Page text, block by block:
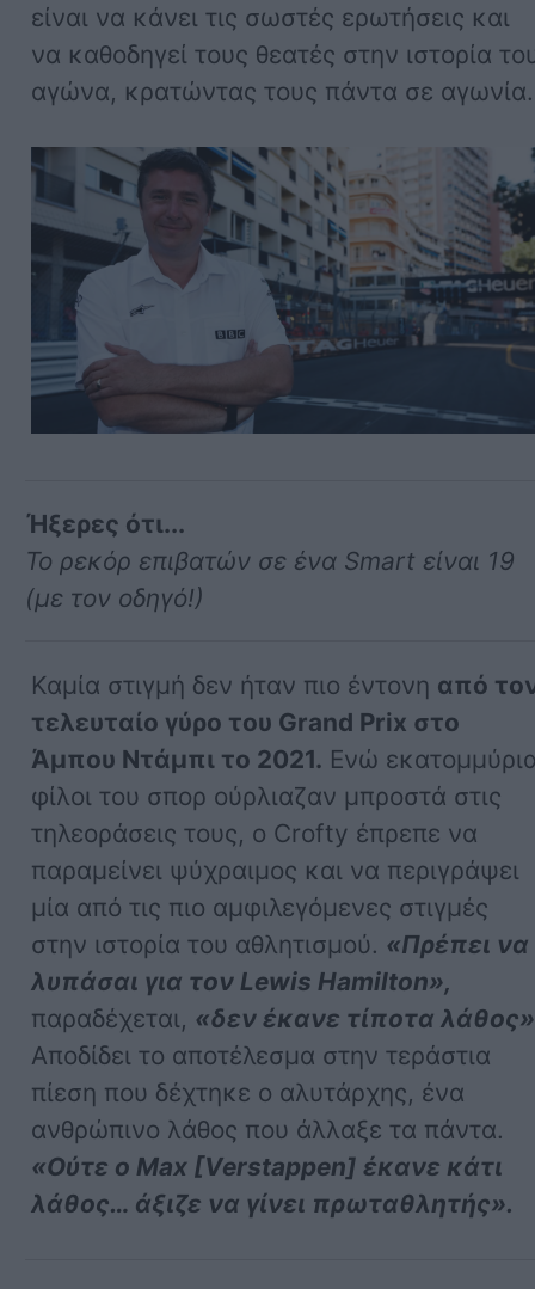
είναι να κάνει τις σωστές ερωτήσεις και
να καθοδηγεί τους θεατές στην ιστορία
αγώνα, κρατώντας τους πάντα σε αγωνία.
Ήξερες ότι...
Το ρεκόρ επιβατών σε ένα Smart είναι 19
(με τον οδηγό!)
Καμία στιγμή δεν ήταν πιο έντονη από
τελευταίο γύρο του Grand Prix στο
Άμπου Ντάμπι το 2021. Ενώ
φίλοι του σπορ ούρλιαζαν μπροστά στις
τηλεοράσεις τους, ο Crofty έπρεπε να
παραμείνει ψύχραιμος και να περιγράψει
μία από τις πιο αμφιλεγόμενες στιγμές
στην ιστορία του αθλητισμού. «Πρέπει να
λυπάσαι για τον Lewis Hamilton»,
παραδέχεται, «δεν έκανε τίποτα λάθος»
Αποδίδει το αποτέλεσμα στην τεράστια
πίεση που δέχτηκε ο αλυτάρχης, ένα
ανθρώπινο λάθος που άλλαξε τα πάντα.
«Ούτε ο Max [Verstappen] έκανε κάτι
λάθος… άξιζε να γίνει πρωταθλητής».